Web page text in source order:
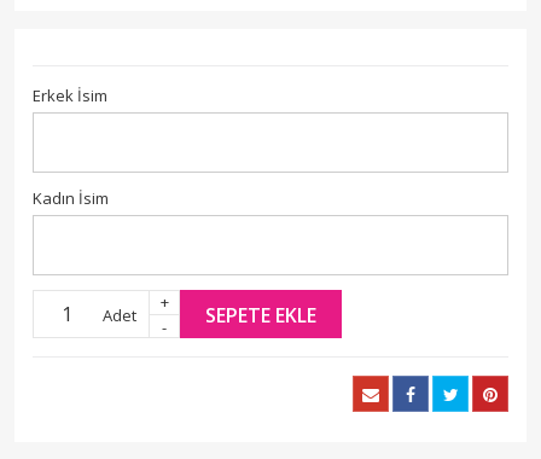
Erkek İsim
Kadın İsim
Adet
+
-
SEPETE EKLE